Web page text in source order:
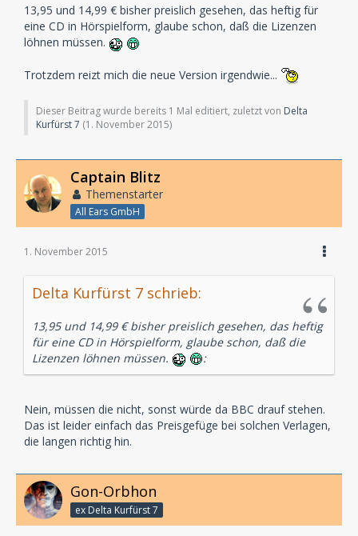
13,95 und 14,99 € bisher preislich gesehen, das heftig für
eine CD in Hörspielform, glaube schon, daß die Lizenzen
löhnen müssen.
Trotzdem reizt mich die neue Version irgendwie...
Dieser Beitrag wurde bereits 1 Mal editiert, zuletzt von Delta
Kurfürst 7 (1. November 2015)
Captain Blitz
Themenstarter
All Ears GmbH
1. November 2015
Delta Kurfürst 7 schrieb:
13,95 und 14,99 € bisher preislich gesehen, das heftig
für eine CD in Hörspielform, glaube schon, daß die
Lizenzen löhnen müssen.
:
Nein, müssen die nicht, sonst würde da BBC drauf stehen.
Das ist leider einfach das Preisgefüge bei solchen Verlagen,
die langen richtig hin.
Gon-Orbhon
ex Delta Kurfürst 7